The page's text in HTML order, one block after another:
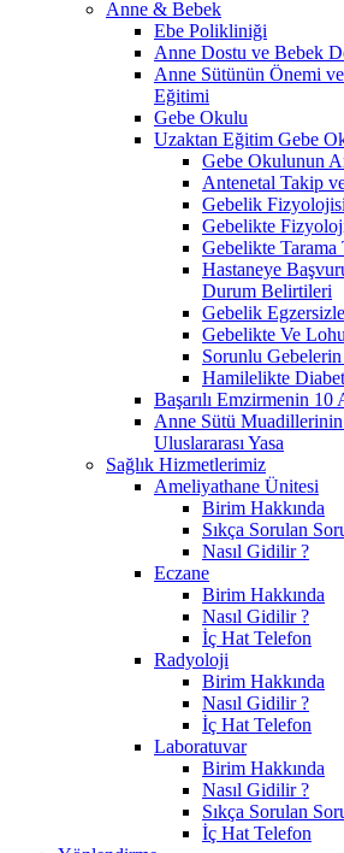
Anne & Bebek
Ebe Polikliniği
Anne Dostu ve Bebek
Anne Sütünün Önemi
Eğitimi
Gebe Okulu
Uzaktan Eğitim Gebe
Gebe Okulunun
Antenetal Takip
Gebelik
Gebelikte
Gebelikte Tarama
Hastaneye
Durum Belirtileri
Gebelik
Gebelikte Ve
Sorunlu
Hamilelikte
Başarılı Emzirmenin 10
Anne Sütü
Uluslararası Yasa
Sağlık Hizmetlerimiz
Ameliyathane Ünitesi
Birim Hakkında
Sıkça Sorulan
Nasıl Gidilir ?
Eczane
Birim Hakkında
Nasıl Gidilir ?
İç Hat Telefon
Radyoloji
Birim Hakkında
Nasıl Gidilir ?
İç Hat Telefon
Laboratuvar
Birim Hakkında
Nasıl Gidilir ?
Sıkça Sorulan
İç Hat Telefon